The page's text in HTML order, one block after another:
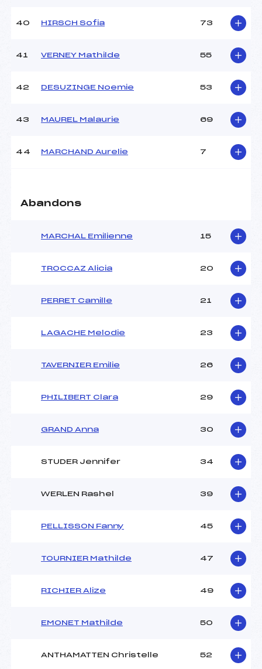
40 HIRSCH Sofia 73
41 VERNEY Mathilde 55
42 DESUZINGE Noemie 53
43 MAUREL Malaurie 69
44 MARCHAND Aurelie 7
Abandons
MARCHAL Emilienne 15
TROCCAZ Alicia 20
PERRET Camille 21
LAGACHE Melodie 23
TAVERNIER Emilie 26
PHILIBERT Clara 29
GRAND Anna 30
STUDER Jennifer 34
WERLEN Rashel 39
PELLISSON Fanny 45
TOURNIER Mathilde 47
RICHIER Alize 49
EMONET Mathilde 50
ANTHAMATTEN Christelle 52